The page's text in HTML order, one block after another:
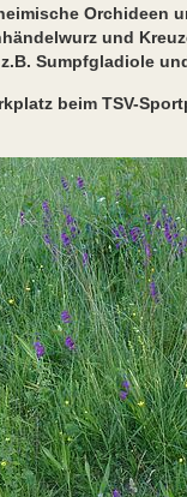
Orchideen
und
Sumpfgladiole
beim TSV-